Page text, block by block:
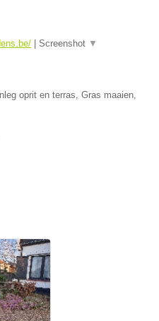
Screenshot ▼
oprit en terras, Gras maaien,